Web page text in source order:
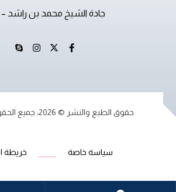
جادة الشيخ محمد بن راشد
حقوق الطبع والنشر © 2026، جميع الحقوق محفوظة
سياسة خاصة خريطة